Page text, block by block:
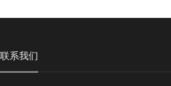
联系我们